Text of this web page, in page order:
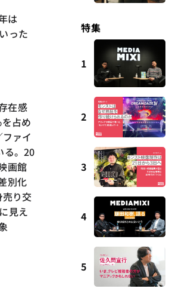
は
った
在感
占め
ァイ
る。20
画館
別化
り交
見え
特集
1
2
3
4
5